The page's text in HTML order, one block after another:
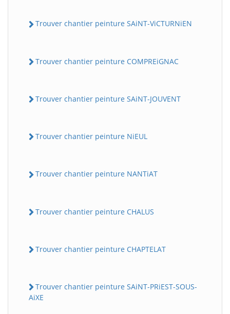
Trouver chantier peinture SAiNT-ViCTURNiEN
Trouver chantier peinture COMPREiGNAC
Trouver chantier peinture SAiNT-JOUVENT
Trouver chantier peinture NiEUL
Trouver chantier peinture NANTiAT
Trouver chantier peinture CHALUS
Trouver chantier peinture CHAPTELAT
Trouver chantier peinture SAiNT-PRiEST-SOUS-
AiXE